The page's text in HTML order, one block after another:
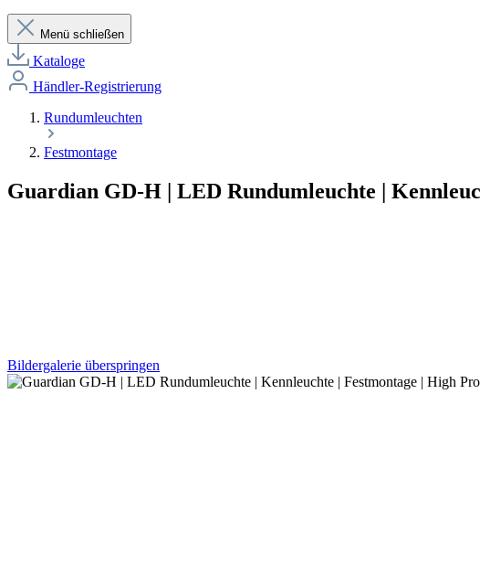
Menü schließen
Kataloge
Händler-Registrierung
Rundumleuchten
Festmontage
Guardian GD-H | LED Rundumleuchte |
Bildergalerie überspringen